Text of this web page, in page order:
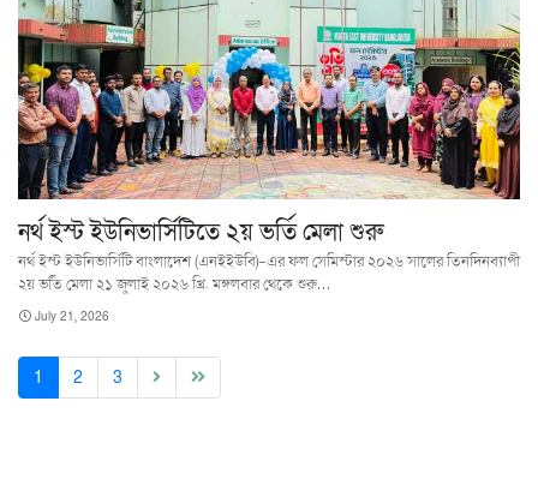
নর্থ ইস্ট ইউনিভার্সিটিতে ২য় ভর্তি মেলা শুরু
নর্থ ইস্ট ইউনিভার্সিটি বাংলাদেশ (এনইইউবি)-এর ফল সেমিস্টার ২০২৬ সালের তিনদিনব্যাপী
২য় ভর্তি মেলা ২১ জুলাই ২০২৬ খ্রি. মঙ্গলবার থেকে শুরু…
July 21, 2026
1 (current)
2 3